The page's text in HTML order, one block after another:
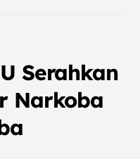
Serahkan
Narkoba